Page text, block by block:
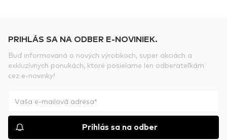
PRIHLÁS SA NA ODBER E-NOVINIEK.
Buď informovaná o nových výrobkoch, super akciách a
exkluzívnych ponukách, ktoré posielame len odberateľkám
cez e-novinky!
Prihlás sa na odber